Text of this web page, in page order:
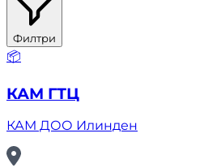
Филтри
📦
КАМ ГТЦ
КАМ ДОО Илинден